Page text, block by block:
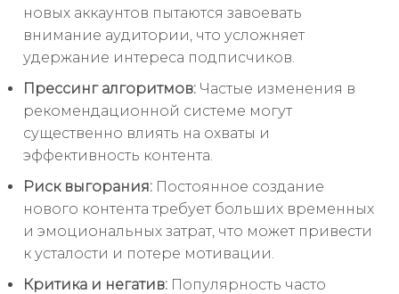
новых аккаунтов пытаются завоевать
внимание аудитории, что усложняет
удержание интереса подписчиков.
Прессинг алгоритмов: Частые изменения в
рекомендационной системе могут
существенно влиять на охваты и
эффективность контента.
Риск выгорания: Постоянное создание
нового контента требует больших временных
и эмоциональных затрат, что может привести
к усталости и потере мотивации.
Критика и негатив: Популярность часто